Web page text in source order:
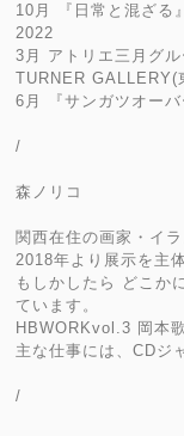
10月 『日常と混ざる
2022
3月 アトリエ三月グ
TURNER GALLERY(
6月 『サンガツオー
/
森ノリコ
関西在住の画家・イラ
2018年より展示を主
もしかしたら どこか
ています。
HBWORKvol.3 岡本
主な仕事には、CDジ
/